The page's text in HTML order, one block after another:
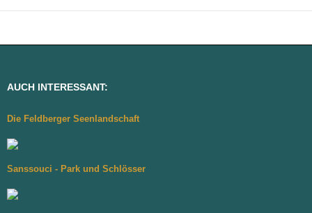
AUCH INTERESSANT:
Die Feldberger Seenlandschaft
Sanssouci - Park und Schlösser